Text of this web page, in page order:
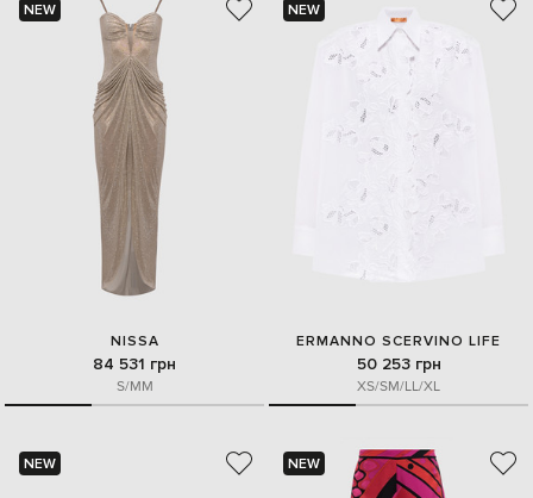
NEW
NISSA
84 531 грн
S/MM
NEW
ERMANNO SCERVINO LIFE
50 253 грн
XS/SM/LL/XL
NEW NEW